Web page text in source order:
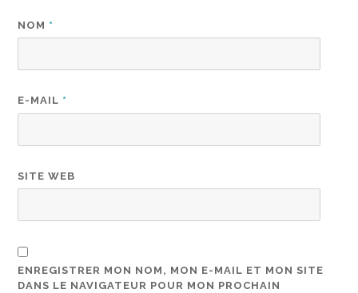
NOM *
E-MAIL *
SITE WEB
ENREGISTRER MON NOM, MON E-MAIL ET MON SITE
DANS LE NAVIGATEUR POUR MON PROCHAIN